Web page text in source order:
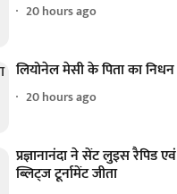
20 hours ago
लियोनेल मेसी के पिता का निधन
20 hours ago
प्रज्ञानानंदा ने सेंट लुइस रैपिड एवं
ब्लिट्ज टूर्नामेंट जीता